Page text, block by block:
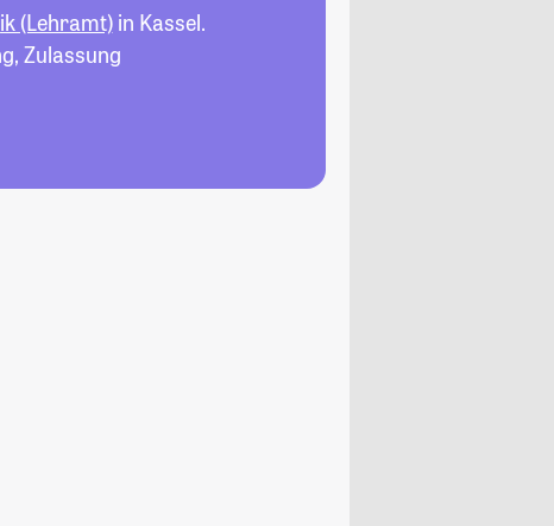
(Lehramt)in Kassel.
Zulassung